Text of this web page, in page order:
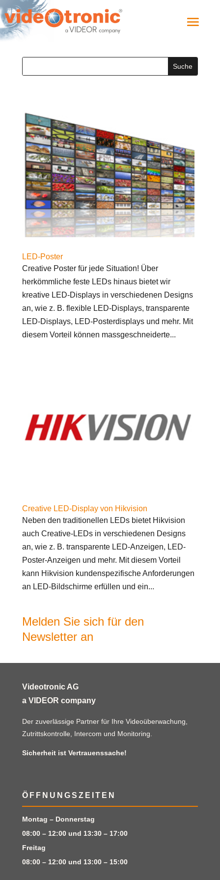
LED-Poster
Creative Poster für jede Situation! Über
herkömmliche feste LEDs hinaus bietet wir
kreative LED-Displays in verschiedenen Designs
an, wie z. B. flexible LED-Displays, transparente
LED-Displays, LED-Posterdisplays und mehr. Mit
diesem Vorteil können massgeschneiderte...
Creative LED-Display von Hikvision
Neben den traditionellen LEDs bietet Hikvision
auch Creative-LEDs in verschiedenen Designs
an, wie z. B. transparente LED-Anzeigen, LED-
Poster-Anzeigen und mehr. Mit diesem Vorteil
kann Hikvision kundenspezifische Anforderungen
an LED-Bildschirme erfüllen und ein...
Melden Sie sich für den
Newsletter an
Videotronic AG
a VIDEOR company
Der zuverlässige Partner für Ihre Videoüberwachung,
Zutrittskontrolle, Intercom und Monitoring.
Sicherheit ist Vertrauenssache!
ÖFFNUNGSZEITEN
Montag – Donnerstag
08:00 – 12:00 und 13:30 – 17:00
Freitag
08:00 – 12:00 und 13:00 – 15:00